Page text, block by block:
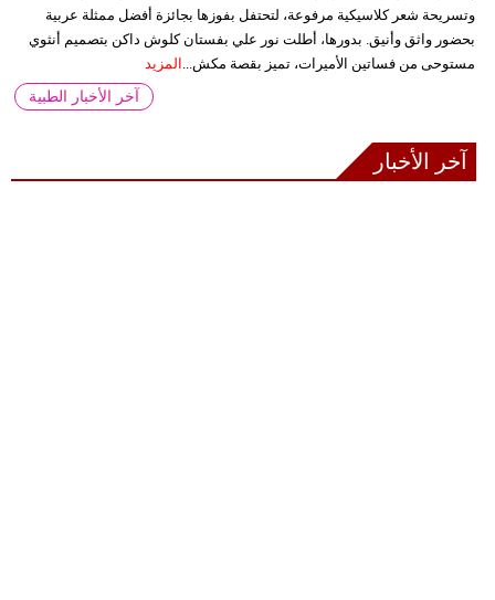
وتسريحة شعر كلاسيكية مرفوعة، لتحتفل بفوزها بجائزة أفضل ممثلة عربية
بحضور واثق وأنيق. بدورها، أطلت نور علي بفستان كلوش داكن بتصميم أنثوي
مستوحى من فساتين الأميرات، تميز بقصة مكش...
المزيد
آخر الأخبار الطبية
آخر الأخبار